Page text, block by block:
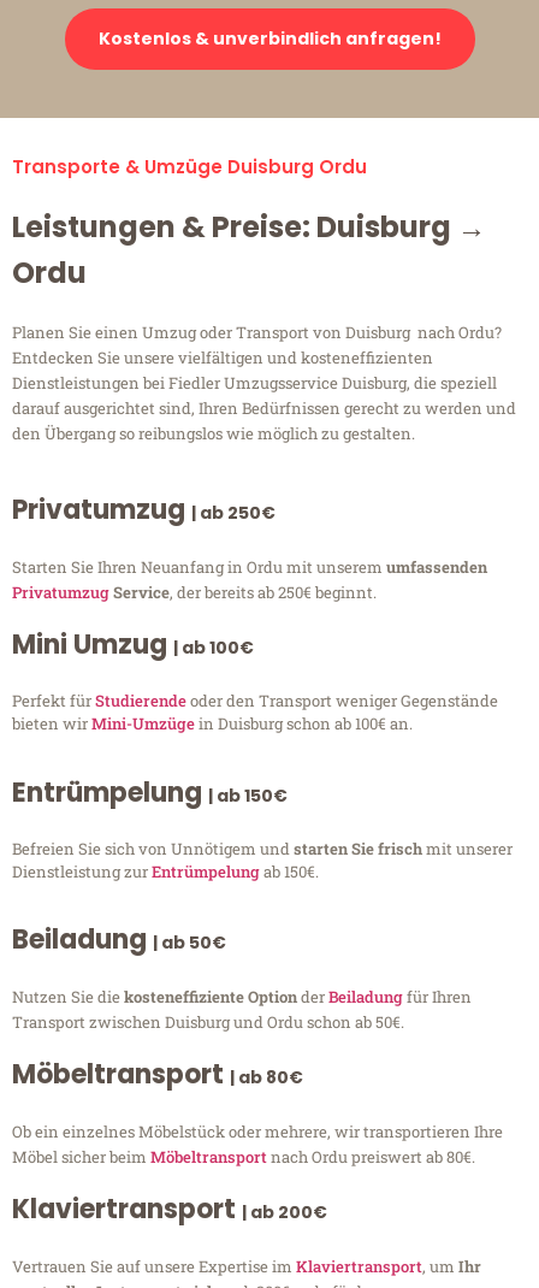
Kostenlos & unverbindlich anfragen!
Transporte & Umzüge Duisburg Ordu
Leistungen & Preise: Duisburg →
Ordu
Planen Sie einen Umzug oder Transport von Duisburg nach Ordu?
Entdecken Sie unsere vielfältigen und kosteneffizienten
Dienstleistungen bei Fiedler Umzugsservice Duisburg, die speziell
darauf ausgerichtet sind, Ihren Bedürfnissen gerecht zu werden und
den Übergang so reibungslos wie möglich zu gestalten.
Privatumzug | ab 250€
Starten Sie Ihren Neuanfang in Ordu mit unserem umfassenden
PrivatumzugService, der bereits ab 250€ beginnt.
Mini Umzug | ab 100€
Perfekt fürStudierendeoder den Transport weniger Gegenstände
bieten wirMini-Umzügein Duisburg schon ab 100€ an.
Entrümpelung | ab 150€
Befreien Sie sich von Unnötigem undstarten Sie frischmit unserer
Dienstleistung zurEntrümpelungab 150€.
Beiladung | ab 50€
Nutzen Sie diekosteneffiziente OptionderBeiladungfür Ihren
Transport zwischen Duisburg und Ordu schon ab 50€.
Möbeltransport | ab 80€
Ob ein einzelnes Möbelstück oder mehrere, wir transportieren Ihre
Möbel sicher beim Möbeltransportnach Ordu preiswert ab 80€.
Klaviertransport | ab 200€
Vertrauen Sie auf unsere Expertise im Klaviertransport, um Ihr